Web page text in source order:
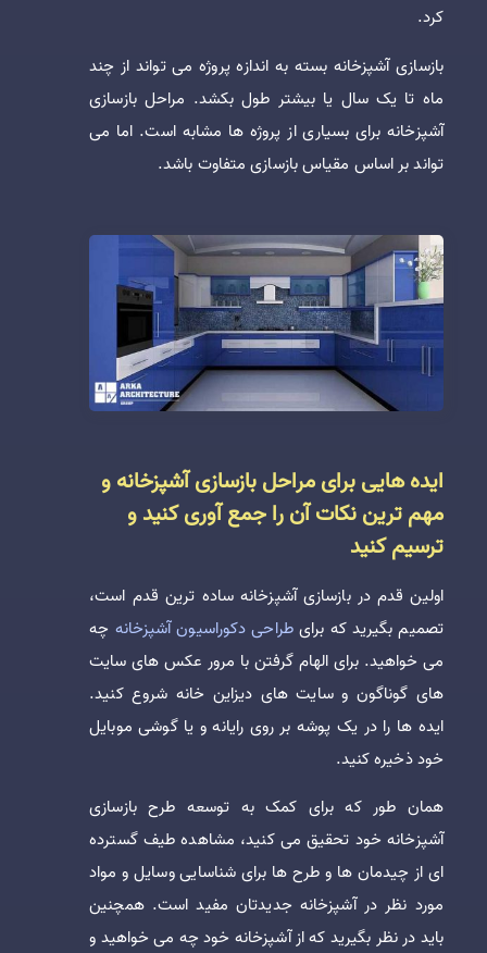
کرد.
بازسازی آشپزخانه بسته به اندازه پروژه می تواند از چند
ماه تا یک سال یا بیشتر طول بکشد. مراحل بازسازی
آشپزخانه برای بسیاری از پروژه ‌ها مشابه است. اما می
تواند بر اساس مقیاس بازسازی متفاوت باشد.
ایده هایی برای مراحل بازسازی آشپزخانه و
مهم ترین نکات آن را جمع آوری کنید و
ترسیم کنید
اولین قدم در بازسازی آشپزخانه ساده ‌ترین قدم است،
تصمیم بگیرید که برایطراحی دکوراسیون آشپزخانه چه
می خواهید. برای الهام گرفتن با مرور عکس های سایت
های گوناگون و سایت‌ های دیزاین خانه شروع کنید.
ایده ‌ها را در یک پوشه بر روی رایانه و یا گوشی موبایل
خود ذخیره کنید.
همان طور که برای کمک به توسعه طرح‌ بازسازی
آشپزخانه خود تحقیق می کنید، مشاهده طیف گسترده
ای از چیدمان ها و طرح ها برای شناسایی وسایل و مواد
مورد نظر در آشپزخانه جدیدتان مفید است. همچنین
باید در نظر بگیرید که از آشپزخانه خود چه می خواهید و